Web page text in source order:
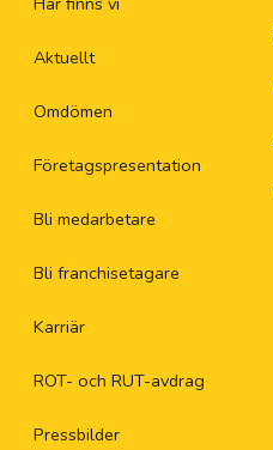
Aktuellt
Omdömen
Företagspresentation
Bli medarbetare
Bli franchisetagare
Karriär
ROT- och RUT-avdrag
Pressbilder